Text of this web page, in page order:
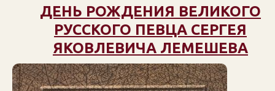
ДЕНЬ РОЖДЕНИЯ ВЕЛИКОГО
РУССКОГО ПЕВЦА СЕРГЕЯ
ЯКОВЛЕВИЧА ЛЕМЕШЕВА